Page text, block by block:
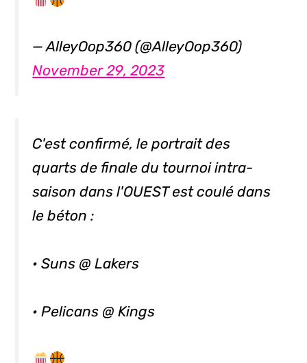
— AlleyOop360 (@AlleyOop360)
November 29, 2023
C'est confirmé, le portrait des
quarts de finale du tournoi intra-
saison dans l'OUEST est coulé dans
le béton :
• Suns @ Lakers
• Pelicans @ Kings